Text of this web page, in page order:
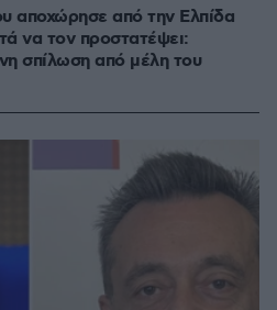
αποχώρησε από την Ελπίδα
να τον προστατέψει:
σπίλωση από μέλη του